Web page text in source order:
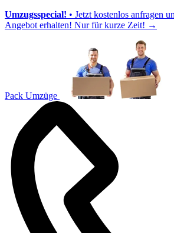
Umzugsspecial! • Jetzt kostenlos anfragen
Angebot erhalten! Nur für kurze Zeit! →
Pack Umzüge